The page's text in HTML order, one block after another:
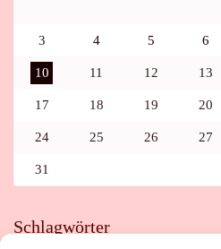
3 4 5 6
10 11 12 13
17 18 19 20
24 25 26 27
31
Schlagwörter